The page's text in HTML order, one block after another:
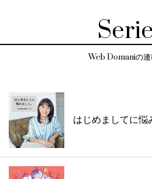
Web Domaniの連
はじめましてに悩